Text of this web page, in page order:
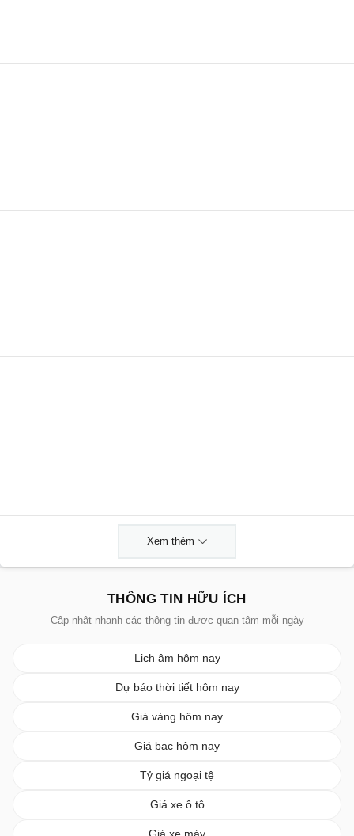
Xem thêm
THÔNG TIN HỮU ÍCH
Cập nhật nhanh các thông tin được quan tâm mỗi ngày
Lịch âm hôm nay
Dự báo thời tiết hôm nay
Giá vàng hôm nay
Giá bạc hôm nay
Tỷ giá ngoại tệ
Giá xe ô tô